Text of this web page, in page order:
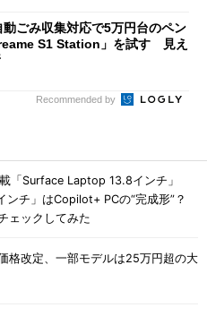
ごみ収集対応で5万円台のペン
S1 Station」を試す 見え
Recommended by
「Surface Laptop 13.8インチ」
ンチ」はCopilot+ PCの“完成形”？
ェックしてみた
格改定、一部モデルは25万円超の大